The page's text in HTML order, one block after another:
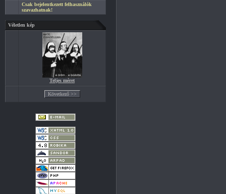
Csak bejelentkezett felhasználók
szavazhatnak!
Véletlen kép
Teljes méret